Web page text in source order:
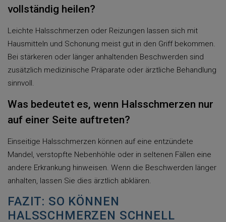
vollständig heilen?
Leichte Halsschmerzen oder Reizungen lassen sich mit
Hausmitteln und Schonung meist gut in den Griff bekommen.
Bei stärkeren oder länger anhaltenden Beschwerden sind
zusätzlich medizinische Präparate oder ärztliche Behandlung
sinnvoll.
Was bedeutet es, wenn Halsschmerzen nur
auf einer Seite auftreten?
Einseitige Halsschmerzen können auf eine entzündete
Mandel, verstopfte Nebenhöhle oder in seltenen Fällen eine
andere Erkrankung hinweisen. Wenn die Beschwerden länger
anhalten, lassen Sie dies ärztlich abklären.
FAZIT: SO KÖNNEN
HALSSCHMERZEN SCHNELL